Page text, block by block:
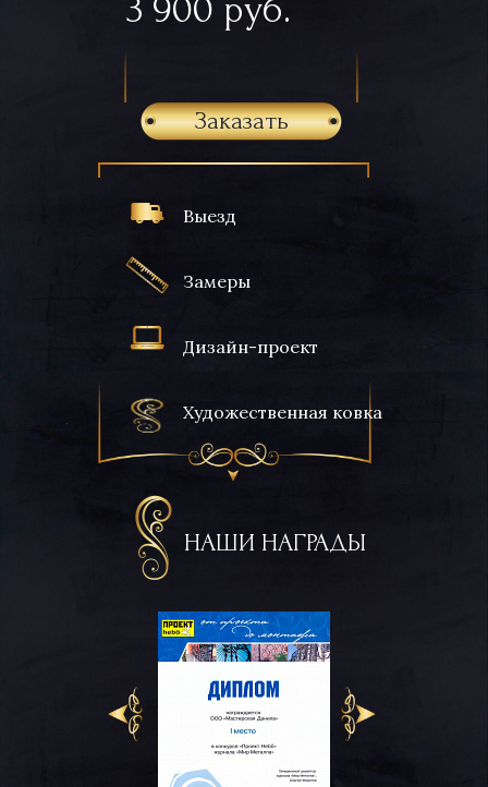
Выезд
Замеры
Дизайн-проект
Художественная ковка
НАШИ НАГРАДЫ
3 900 руб.
Заказать